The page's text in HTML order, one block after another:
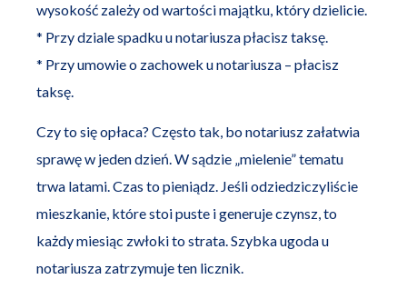
wysokość zależy od wartości majątku, który dzielicie.
* Przy dziale spadku u notariusza płacisz taksę.
* Przy umowie o zachowek u notariusza – płacisz
taksę.
Czy to się opłaca? Często tak, bo notariusz załatwia
sprawę w jeden dzień. W sądzie „mielenie” tematu
trwa latami. Czas to pieniądz. Jeśli odziedziczyliście
mieszkanie, które stoi puste i generuje czynsz, to
każdy miesiąc zwłoki to strata. Szybka ugoda u
notariusza zatrzymuje ten licznik.